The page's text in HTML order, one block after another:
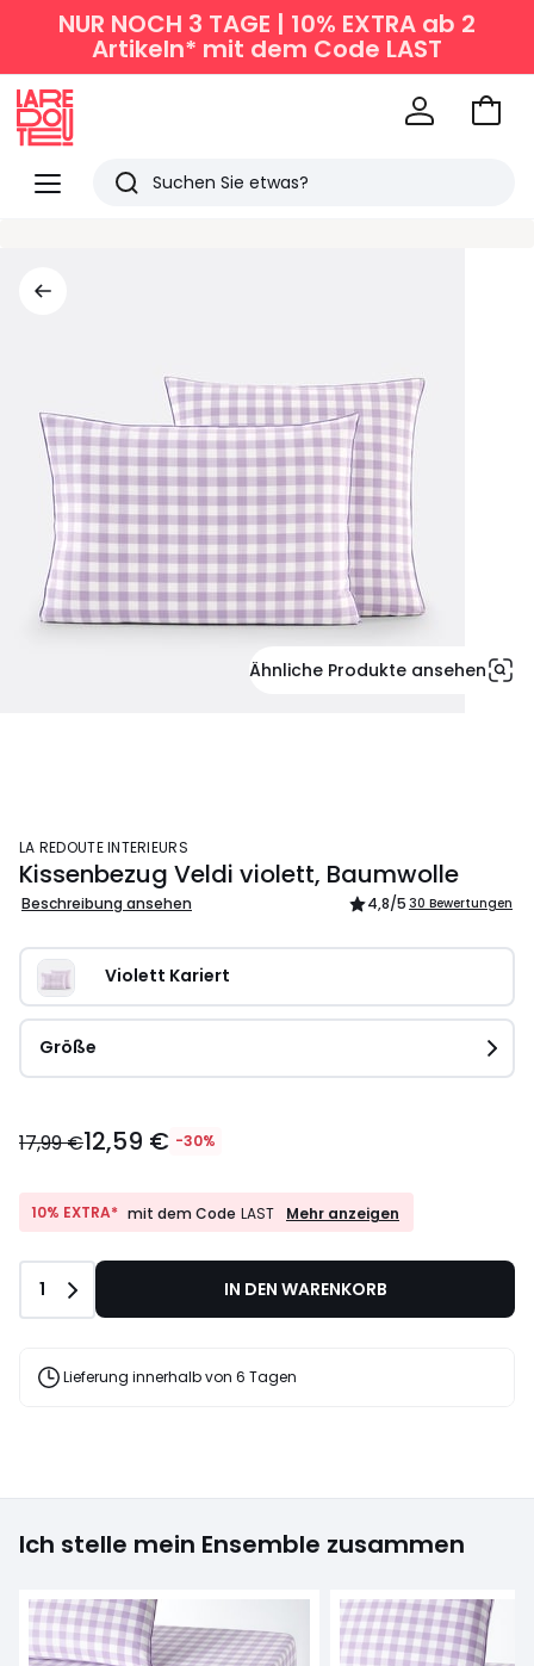
NUR NOCH 3 TAGE | 10% EXTRA ab 2
Artikeln* mit dem Code LAST
Menü
Redoute
Suchen
Zum
Ähnliche Produkte ansehen
LA REDOUTE INTERIEURS
Kissenbezug Veldi violett, Baumwolle
Beschreibung ansehen 4,8/5 30 Bewertungen
Violett Kariert
Größe
17,99 €12,59 € -30%
10% EXTRA* mit dem Code LAST
10%
Code
LAST
Mehr anzeigen
Anzahl
1 IN DEN WARENKORB
Lieferung innerhalb von 6 Tagen
Ich stelle mein Ensemble zusammen